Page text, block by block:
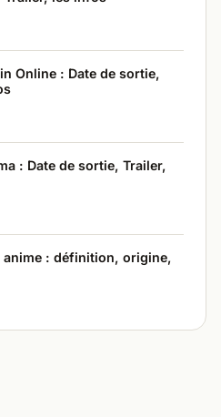
Online : Date de sortie,
: Date de sortie, Trailer,
anime : définition, origine,